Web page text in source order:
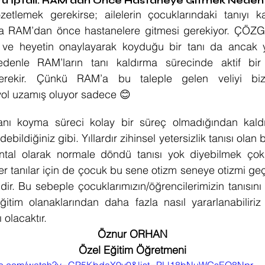
gerekirse; ailelerin çocuklarındaki tanıyı
RAM’dan önce hastanelere gitmesi gerekiyor.
heyetin onaylayarak koyduğu bir tanı da ancak
RAM’ların tanı kaldırma sürecinde aktif
Çünkü RAM’a bu taleple gelen veliyi
uzamış oluyor sadece 😊
koyma süreci kolay bir süreç olmadığından
gibi. Yıllardır zihinsel yetersizlik tanısı
olarak normale döndü tanısı yok diyebilmek
tanılar için de çocuk bu sene otizm seneye otizmi
Bu sebeple çocuklarımızın/öğrencilerimizin tanısını
olanaklarından daha fazla nasıl
olacaktır.
Öznur ORHAN
Özel Eğitim Öğretmeni